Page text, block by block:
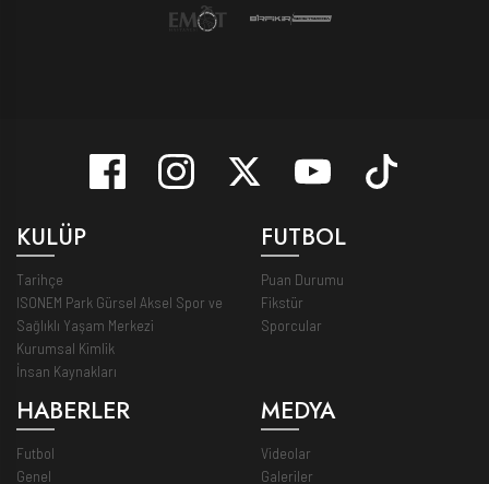
KULÜP
Tarihçe
ISONEM Park Gürsel Aksel Spor ve
Sağlıklı Yaşam Merkezi
Kurumsal Kimlik
İnsan Kaynakları
FUTBOL
Puan Durumu
Fikstür
Sporcular
HABERLER
Futbol
Genel
MEDYA
Videolar
Galeriler